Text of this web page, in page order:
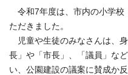
令和7年度は、市内の小学校
ただきました。
児童や生徒のみなさんは、
長」や「市長」、「議員」な
い、公園建設の議案に賛成か